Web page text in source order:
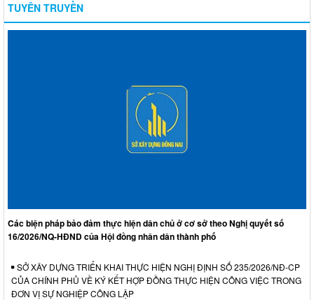
TUYÊN TRUYỀN
Các biện pháp bảo đảm thực hiện dân chủ ở cơ sở theo Nghị quyết số
16/2026/NQ-HĐND của Hội đồng nhân dân thành phố
SỞ XÂY DỰNG TRIỂN KHAI THỰC HIỆN NGHỊ ĐỊNH SỐ 235/2026/NĐ-CP
CỦA CHÍNH PHỦ VỀ KÝ KẾT HỢP ĐỒNG THỰC HIỆN CÔNG VIỆC TRONG
ĐƠN VỊ SỰ NGHIỆP CÔNG LẬP